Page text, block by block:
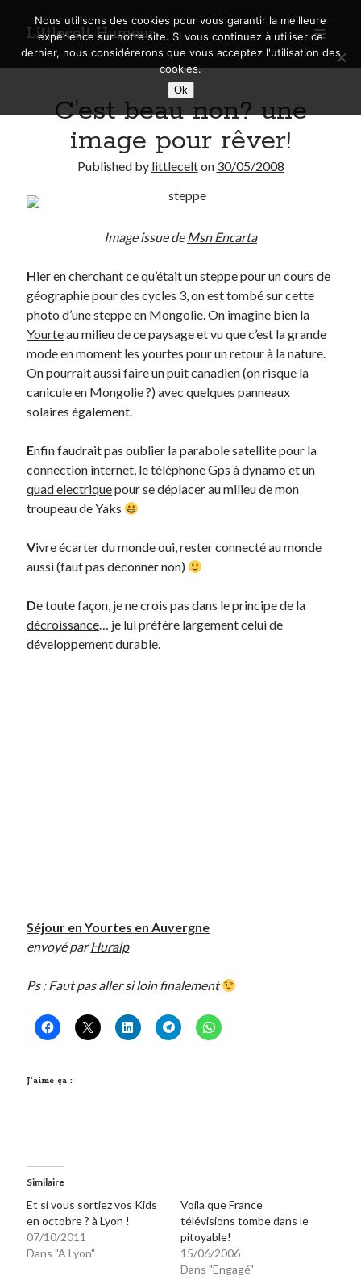
Littlecelt Humeur
open
primary
menu
Sidebar
Search
Derniers articles
Municipales 2026 : Lyon, Métropole et Caluire, mon choix pour l’avenir
Lyon !
Quel Lyonnais es-tu, Renaud Ducher ?
A quand une véritable place pour le vélo à Caluire dans la Métropole de
Lyon ?
Comment je vis ma vie sur un vélo
Derniers Commentaires
JFdansC’était pas mieux avant… à Lyon
littleceltdansComment j’ai opéré ma vélorution toute personnelle
Anthony dansComment j’ai opéré ma vélorution toute personnelle
Renaud Ducher dansComment j’ai opéré ma vélorution toute
Entretien ménagerdansT’as vu quoi ? #52
JFdansC’était pas mieux avant… à Lyon
littleceltdansComment j’ai opéré ma vélorution toute personnelle
Humeur
Lectures
Lyon à Livre Ouvert
Non classé
Parole de Follower
Patchwork
Photos
Tavukoi
Vidéos
C’est beau non? une
image pour rêver!
Published by littlecelton 30/05/2008
Image issue deMsn Encarta
Hier en cherchant ce qu’était un steppe pour un cours de
géographie pour des cycles 3, on est tombé sur cette
photo d’une steppe en Mongolie. On imagine bien la
Yourteau milieu de ce paysage et vu que c’est la grande
mode en moment les yourtes pour un retour à la nature.
On pourrait aussi faire unpuit canadien(on risque la
canicule en Mongolie ?) avec quelques panneaux
solaires également.
Enfin faudrait pas oublier la parabole satellite pour la
connection internet, le téléphone Gps à dynamo et un
quad electriquepour se déplacer au milieu de mon
troupeau de Yaks
Vivre écarter du monde oui, rester connecté au monde
aussi (faut pas déconner non)
De toute façon, je ne crois pas dans le principe de la
décroissance… je lui préfère largement celui de
développement durable.
Séjour en Yourtes en Auvergne
envoyé parHuralp
Ps : Faut pas aller si loin finalement
J’aime ça :
Similaire
Et si vous sortiez vos Kids
en octobre ? à Lyon !
07/10/2011
Dans "A Lyon"
Voila que France
télévisions tombe dans le
pitoyable!
15/06/2006
Dans "Engagé"
Nous utilisons des cookies pour vous garantir la meilleure
expérience sur notre site. Si vous continuez à utiliser ce
dernier, nous considérerons que vous acceptez l'utilisation des
cookies.
Ok